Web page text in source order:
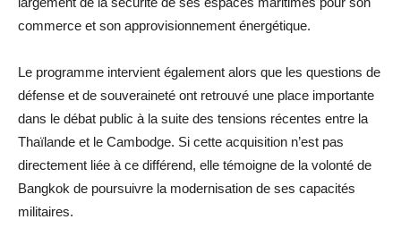
commerce et son approvisionnement énergétique.
Le programme intervient également alors que les questions de
défense et de souveraineté ont retrouvé une place importante
dans le débat public à la suite des tensions récentes entre la
Thaïlande et le Cambodge. Si cette acquisition n’est pas
directement liée à ce différend, elle témoigne de la volonté de
Bangkok de poursuivre la modernisation de ses capacités
militaires.